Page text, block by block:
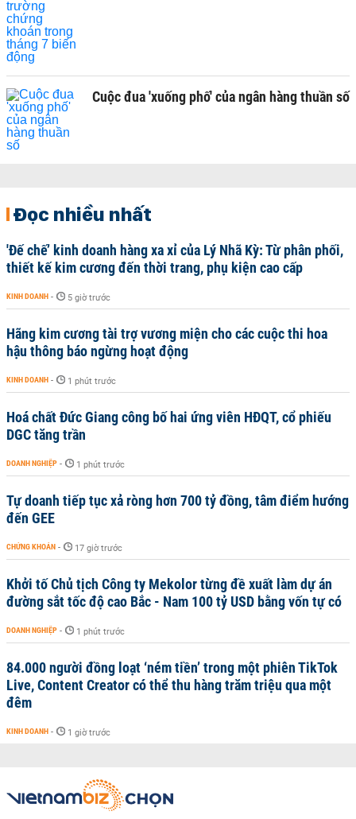
Cuộc đua 'xuống phố' của ngân hàng thuần số
Đọc nhiều nhất
'Đế chế’ kinh doanh hàng xa xỉ của Lý Nhã Kỳ: Từ phân phối,
thiết kế kim cương đến thời trang, phụ kiện cao cấp
KINH DOANH - 5 giờ trước
Hãng kim cương tài trợ vương miện cho các cuộc thi hoa
hậu thông báo ngừng hoạt động
KINH DOANH - 1 phút trước
Hoá chất Đức Giang công bố hai ứng viên HĐQT, cổ phiếu
DGC tăng trần
DOANH NGHIỆP - 1 phút trước
Tự doanh tiếp tục xả ròng hơn 700 tỷ đồng, tâm điểm hướng
đến GEE
CHỨNG KHOÁN - 17 giờ trước
Khởi tố Chủ tịch Công ty Mekolor từng đề xuất làm dự án
đường sắt tốc độ cao Bắc - Nam 100 tỷ USD bằng vốn tự có
DOANH NGHIỆP - 1 phút trước
84.000 người đồng loạt ‘ném tiền’ trong một phiên TikTok
Live, Content Creator có thể thu hàng trăm triệu qua một
đêm
KINH DOANH - 1 giờ trước